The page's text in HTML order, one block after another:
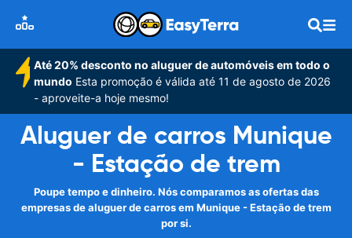
Até 20% desconto no aluguer de automóveis em todo o
mundo Esta promoção é válida até 11 de agosto de 2026
- aproveite-a hoje mesmo!
Aluguer de carros Munique
- Estação de trem
Poupe tempo e dinheiro. Nós comparamos as ofertas das
empresas de aluguer de carros em Munique - Estação de trem
por si.